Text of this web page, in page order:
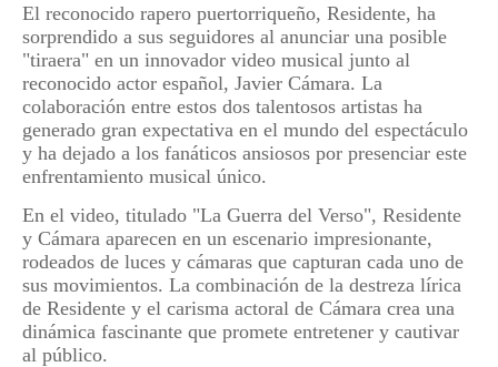
El reconocido rapero puertorriqueño, Residente, ha
sorprendido a sus seguidores al anunciar una posible
"tiraera" en un innovador video musical junto al
reconocido actor español, Javier Cámara. La
colaboración entre estos dos talentosos artistas ha
generado gran expectativa en el mundo del espectáculo
y ha dejado a los fanáticos ansiosos por presenciar este
enfrentamiento musical único.
En el video, titulado "La Guerra del Verso", Residente
y Cámara aparecen en un escenario impresionante,
rodeados de luces y cámaras que capturan cada uno de
sus movimientos. La combinación de la destreza lírica
de Residente y el carisma actoral de Cámara crea una
dinámica fascinante que promete entretener y cautivar
al público.